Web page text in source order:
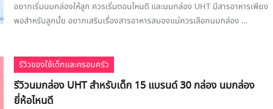
อยากเริ่มนมกล่องให้ลูก ควรเริ่มตอนไหนดี และนมกล่อง UHT มีสารอาหารเพียง
พอสำหรับลูกมั้ย อยากเสริมเรื่องสารอาหารสมองแม่ควรเลือกนมกล่อง ...
รีวิวของใช้เด็กและครอบครัว
รีวิวนมกล่อง UHT สำหรับเด็ก 15 แบรนด์ 30 กล่อง นมกล่อง
ยี่ห้อไหนดี